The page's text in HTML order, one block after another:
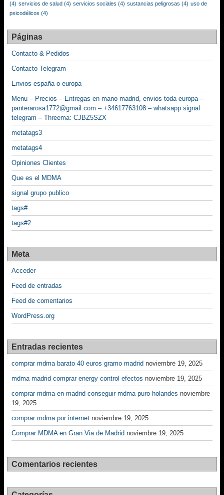
(4) servicios de salud (4) servicios sociales (4) sustancias peligrosas (4) uso de
psicodélicos (4)
Páginas
Contacto & Pedidos
Contacto Telegram
Envios españa o europa
Menu – Precios – Entregas en mano madrid, envios toda europa –
panterarosa1772@gmail.com – +34617763108 – whatsapp signal
telegram – Threema: CJBZ5SZX
metatags3
metatags4
Opiniones Clientes
Que es el MDMA
signal grupo publico
tags#
tags#2
Meta
Acceder
Feed de entradas
Feed de comentarios
WordPress.org
Entradas recientes
comprar mdma barato 40 euros gramo madrid noviembre 19, 2025
mdma madrid comprar energy control efectos noviembre 19, 2025
comprar mdma en madrid conseguir mdma puro holandes noviembre
19, 2025
comprar mdma por internet noviembre 19, 2025
Comprar MDMA en Gran Via de Madrid noviembre 19, 2025
Comentarios recientes